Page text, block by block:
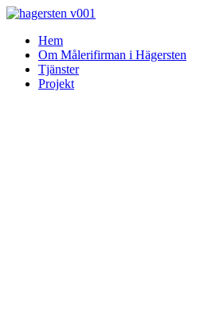
Skip
contentHem
Om Målerifirman i Hägersten
Tjänster
Projekt